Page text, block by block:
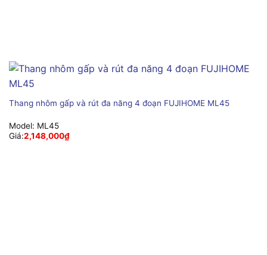
Thang nhôm gấp và rút đa năng 4 đoạn FUJIHOME ML45
Model: ML45
Giá:2,148,000₫